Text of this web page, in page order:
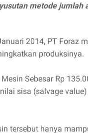
metode jumlah
2014, PT Foraz
produksinya.
Sebesar Rp
sisa (salvage value)
tersebut hanya